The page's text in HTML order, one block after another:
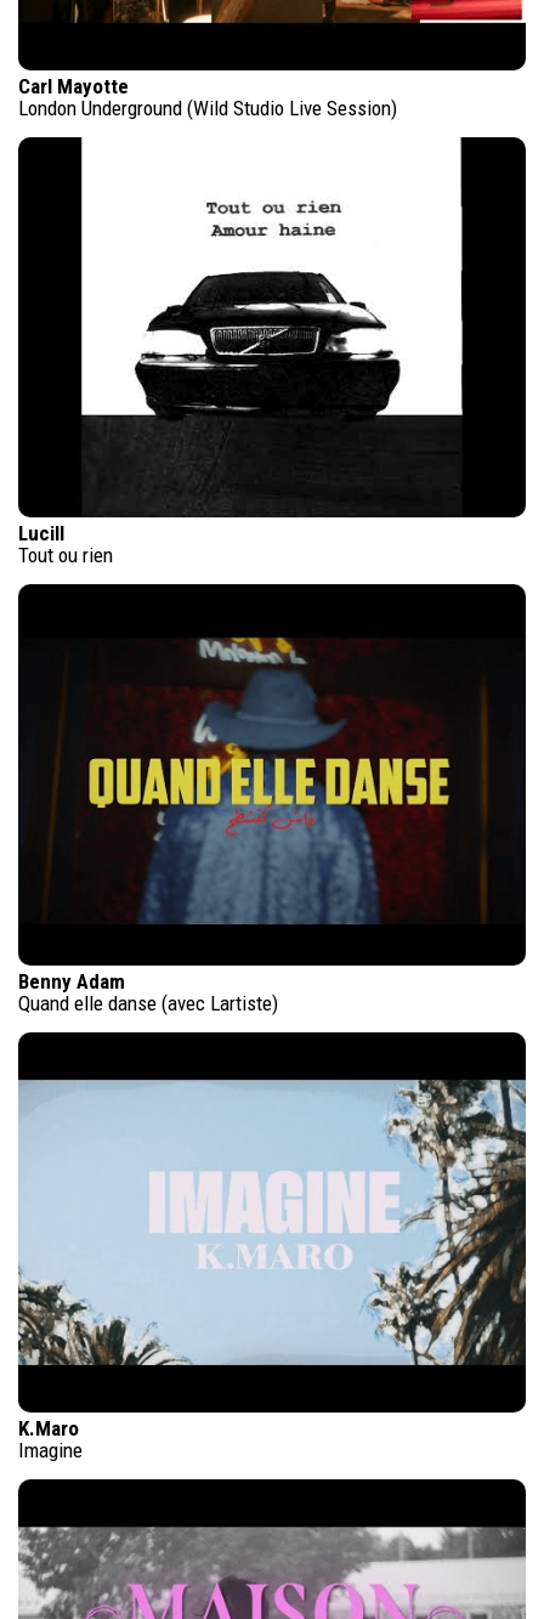
Carl Mayotte
London Underground (Wild Studio Live Session)
Lucill
Tout ou rien
Benny Adam
Quand elle danse (avec Lartiste)
K.Maro
Imagine